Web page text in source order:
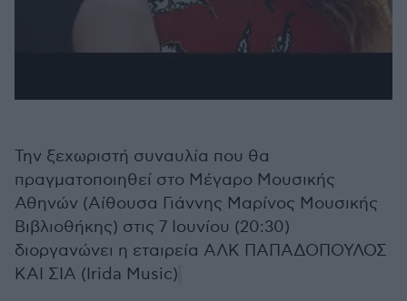
Την ξεχωριστή συναυλία που θα
πραγματοποιηθεί στο Μέγαρο Μουσικής
Αθηνών (Αίθουσα Γιάννης Μαρίνος Μουσικής
Βιβλιοθήκης) στις 7 Ιουνίου (20:30)
διοργανώνει η εταιρεία ΑΛΚ ΠΑΠΑΔΟΠΟΥΛΟΣ
ΚΑΙ ΣΙΑ (Irida Music)